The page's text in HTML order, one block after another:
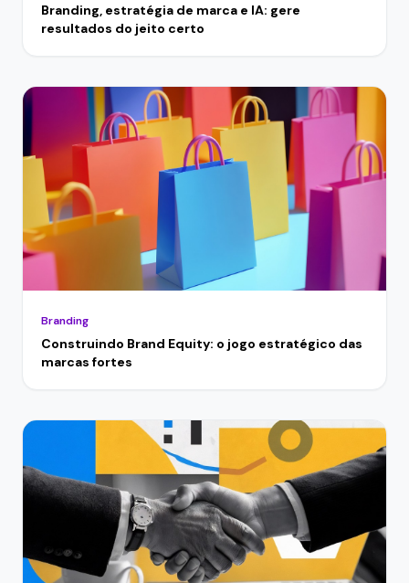
Branding, estratégia de marca e IA: gere
resultados do jeito certo
Branding
Construindo Brand Equity: o jogo estratégico das
marcas fortes